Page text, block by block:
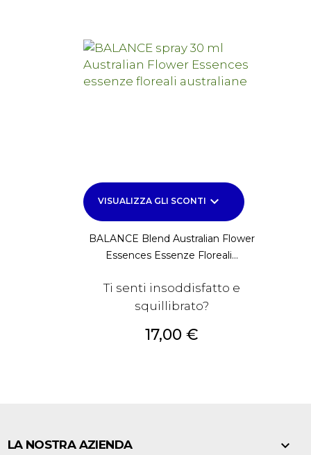
VISUALIZZA GLI SCONTI keyboard_arrow_down
BALANCE Blend Australian Flower
Essences Essenze Floreali...
Ti senti insoddisfatto e
squillibrato?
Prezzo
17,00 €
LA NOSTRA AZIENDA 